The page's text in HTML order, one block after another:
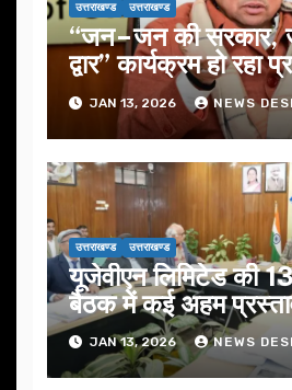
उत्तराखण्ड उत्तराखण्ड
“जन–जन की
द्वार” कार्यक्रम हो रहा
JAN 13, 2026 NEWS
उत्तराखण्ड उत्तराखण्ड
यूजेवीएन लिमिटेड की
बैठक में कई अहम
JAN 13, 2026 NEWS